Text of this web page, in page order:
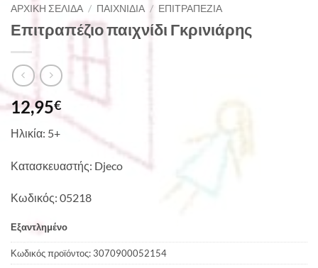
ΑΡΧΙΚΉ ΣΕΛΊΔΑ / ΠΑΙΧΝΊΔΙΑ / ΕΠΙΤΡΑΠΈΖΙΑ
Επιτραπέζιο παιχνίδι Γκρινιάρης
12,95€
Ηλικία: 5+
Κατασκευαστής: Djeco
Κωδικός: 05218
Εξαντλημένο
Κωδικός προϊόντος:3070900052154